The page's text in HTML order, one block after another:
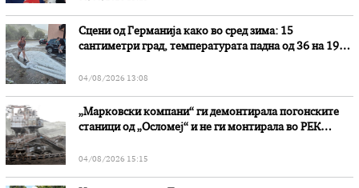
Сцени од Германија како во сред зима: 15
сантиметри град, температурата падна од 36 на 19
04/08/2026 13:08
„Марковски компани“ ги демонтирала погонските
станици од „Осломеј“ и не ги монтирала во РЕК
04/08/2026 15:15